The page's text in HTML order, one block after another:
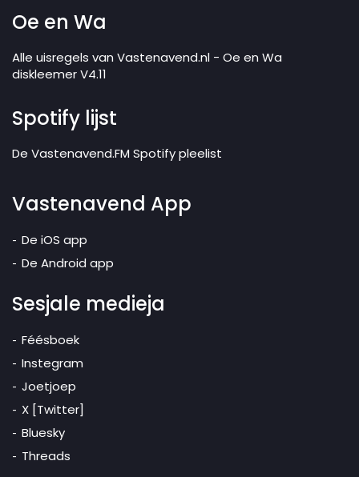
Oe en Wa
Alle uisregels van Vastenavend.nl - Oe en Wa
diskleemer V4.11
Spotify lijst
De Vastenavend.FM Spotify pleelist
Vastenavend App
De iOS app
De Android app
Sesjale medieja
Féésboek
Instegram
Joetjoep
X [Twitter]
Bluesky
Threads